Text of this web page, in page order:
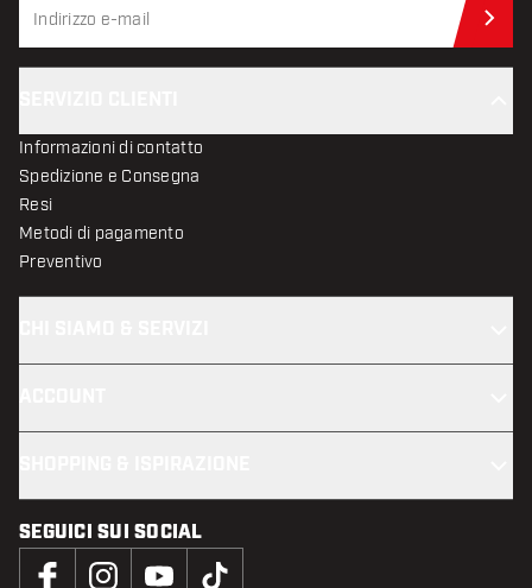
Informazioni di contatto
Spedizione e Consegna
Resi
Metodi di pagamento
Preventivo
SEGUICI SUI SOCIAL